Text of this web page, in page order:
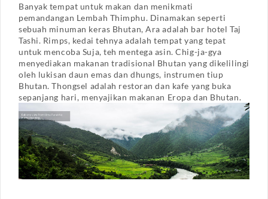
Banyak tempat untuk makan dan menikmati
pemandangan Lembah Thimphu. Dinamakan seperti
sebuah minuman keras Bhutan, Ara adalah bar hotel Taj
Tashi. Rimps, kedai tehnya adalah tempat yang tepat
untuk mencoba Suja, teh mentega asin. Chig-ja-gya
menyediakan makanan tradisional Bhutan yang dikelilingi
oleh lukisan daun emas dan dhungs, instrumen tiup
Bhutan. Thongsel adalah restoran dan kafe yang buka
sepanjang hari, menyajikan makanan Eropa dan Bhutan.